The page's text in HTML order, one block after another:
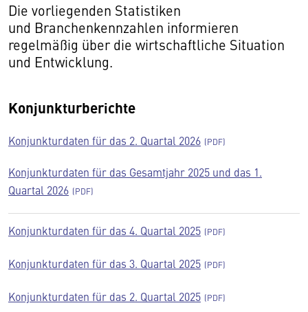
Die vorliegenden Statistiken
und Branchenkennzahlen informieren
regelmäßig über die wirtschaftliche Situation
und Entwicklung.
Konjunkturberichte
Konjunkturdaten für das 2. Quartal 2026
Konjunkturdaten für das Gesamtjahr 2025 und das 1.
Quartal 2026
Konjunkturdaten für das 4. Quartal 2025
Konjunkturdaten für das 3. Quartal 2025
Konjunkturdaten für das 2. Quartal 2025